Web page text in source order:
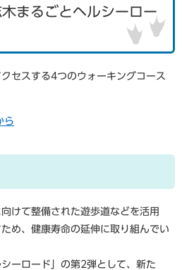
まるごとヘルシーロー
セスする4つのウォーキングコース
ら
けて整備された遊歩道などを活用
め、健康寿命の延伸に取り組んでい
ーロード」の第2弾として、新た